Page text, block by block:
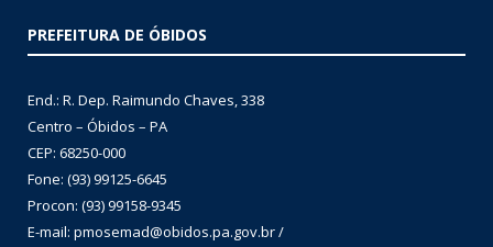
PREFEITURA DE ÓBIDOS
End.: R. Dep. Raimundo Chaves, 338
Centro – Óbidos – PA
CEP: 68250-000
Fone: (93) 99125-6645
Procon: (93) 99158-9345
E-mail: pmosemad@obidos.pa.gov.br /